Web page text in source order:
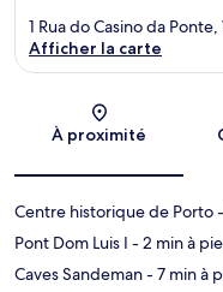
1 Rua do Casino da
Afficher la carte
À proximité
Centre historique de Porto
Pont Dom Luis I - 2 min à
Caves Sandeman- 7 min à